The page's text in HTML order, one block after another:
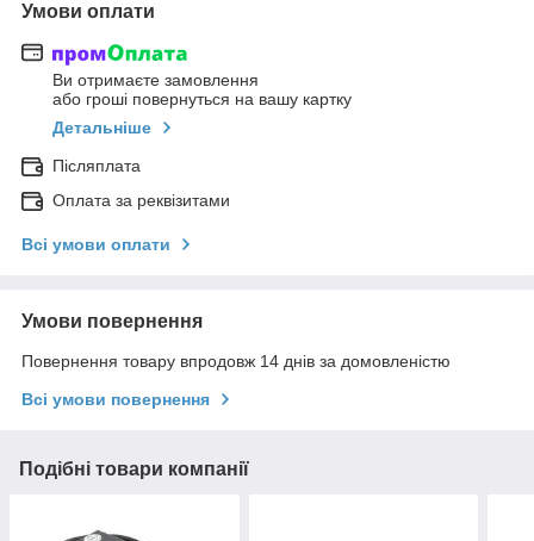
Умови оплати
Ви отримаєте замовлення
або гроші повернуться на вашу картку
Детальніше
Післяплата
Оплата за реквізитами
Всі умови оплати
Умови повернення
Повернення товару впродовж 14 днів за домовленістю
Всі умови повернення
Подібні товари компанії